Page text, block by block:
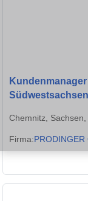
Chemnitz, Sachsen,
Firma: